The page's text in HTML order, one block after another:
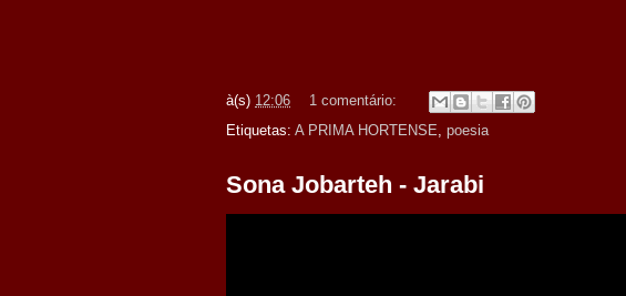
à(s) 12:06
1 comentário:
Etiquetas: A PRIMA HORTENSE, poesia
Sona Jobarteh - Jarabi